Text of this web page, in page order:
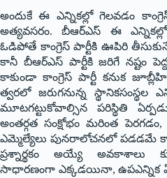
అందుకే ఈ ఎన్నికల్లో గెలవడం
అత్యవసరం. బీఆర్ఎస్ ఈ
ఓడిపోతే కాంగ్రెస్ పార్టీకి ఊపిరి
కానీ బీఆర్ఎస్ పార్టీకి జరిగే నష్టం
కాకుండా కాంగ్రెస్ పార్టీ కనుక
త్వరలో జరుగనున్న స్థానికసంస్థల
మూటగట్టుకోవాల్సిన పరిస్థితి
అంతర్గత సంక్షోభం మరింత
ఎమ్మెల్యేలు పునరాలోచనలో పడడమే
ప్రశ్నార్థకం అయ్యే అవకాశాలు
సాధారణంగా ఎక్కడయినా, ఉపఎన్నిక